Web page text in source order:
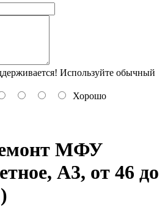
Используйте обычный
Хорошо
МФУ
A3, от 46 до